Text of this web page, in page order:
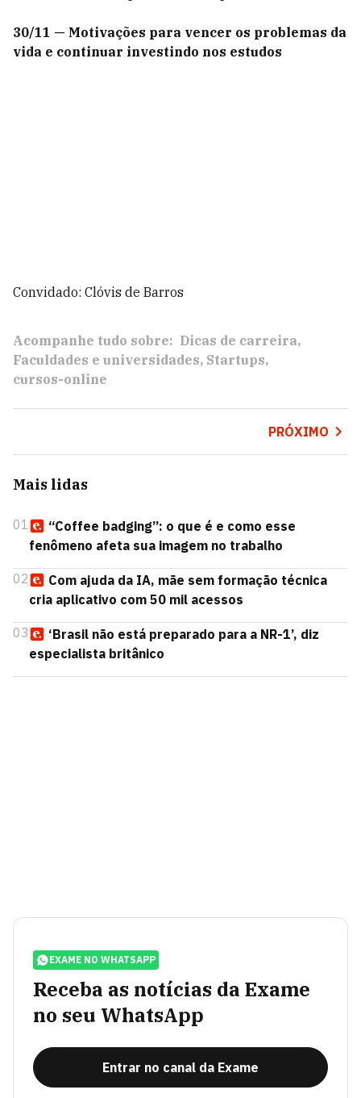
30/11 — Motivações para vencer os problemas da
vida e continuar investindo nos estudos
Convidado: Clóvis de Barros
Acompanhe tudo sobre: Dicas de carreira
Faculdades e universidades Startups
cursos-online
PRÓXIMO
Mais lidas
01
“Coffee badging”: o que é e como esse
fenômeno afeta sua imagem no trabalho
02
Com ajuda da IA, mãe sem formação técnica
cria aplicativo com 50 mil acessos
03
‘Brasil não está preparado para a NR-1’, diz
especialista britânico
EXAME NO WHATSAPP
Receba as notícias da Exame
no seu WhatsApp
Entrar no canal da Exame